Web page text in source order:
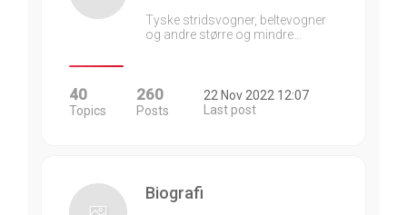
Tyske stridsvogner, beltevogner
og andre større og mindre…
40
Topics
260
Posts
22 Nov 2022 12:07
Last post
Biografi